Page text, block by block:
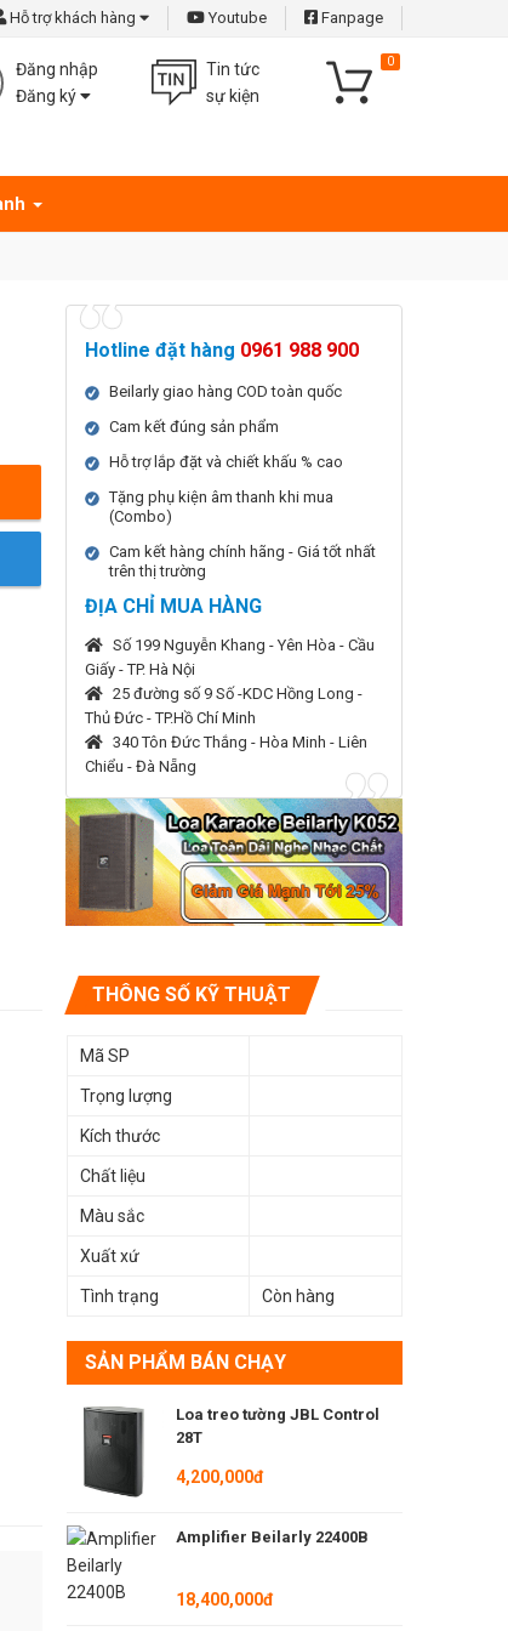
Hỗ trợ khách hàng Youtube Fanpage
0
Tin tức
sự kiện
Đăng nhập
Đăng ký
Hotline đặt hàng 0961 988 900
Beilarly giao hàng COD toàn quốc
Cam kết đúng sản phẩm
Hỗ trợ lắp đặt và chiết khấu % cao
Tặng phụ kiện âm thanh khi mua
(Combo)
Cam kết hàng chính hãng - Giá tốt nhất
trên thị trường
ĐỊA CHỈ MUA HÀNG
Số 199 Nguyễn Khang - Yên Hòa - Cầu
Giấy - TP. Hà Nội
25 đường số 9 Số -KDC Hồng Long -
Thủ Đức - TP.Hồ Chí Minh
340 Tôn Đức Thắng - Hòa Minh - Liên
Chiểu - Đà Nẵng
THÔNG SỐ KỸ THUẬT
Mã SP
Trọng lượng
Kích thước
Chất liệu
Màu sắc
Xuất xứ
Tình trạng Còn hàng
SẢN PHẨM BÁN CHẠY
Loa treo tường JBL Control
28T
4,200,000đ
Amplifier Beilarly 22400B
18,400,000đ